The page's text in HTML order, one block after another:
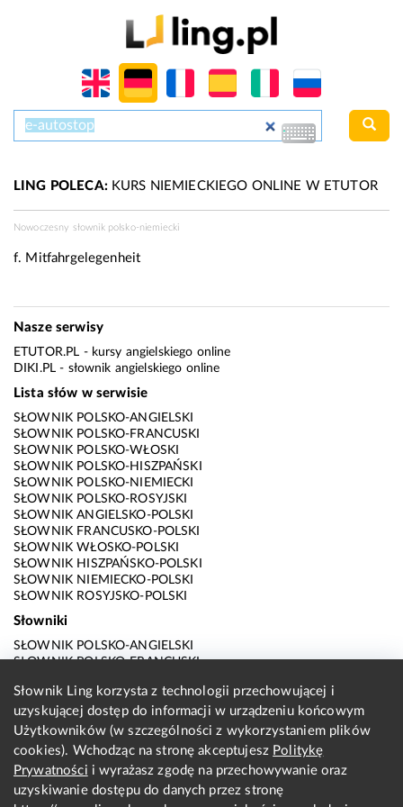
LING POLECA:KURS NIEMIECKIEGO ONLINE W ETUTOR
Nowoczesny słownik polsko-niemiecki
f. Mitfahrgelegenheit
Nasze serwisy
ETUTOR.PL - kursy angielskiego online
DIKI.PL - słownik angielskiego online
Lista słów w serwisie
SŁOWNIK POLSKO-ANGIELSKI
SŁOWNIK POLSKO-FRANCUSKI
SŁOWNIK POLSKO-WŁOSKI
SŁOWNIK POLSKO-HISZPAŃSKI
SŁOWNIK POLSKO-NIEMIECKI
SŁOWNIK POLSKO-ROSYJSKI
SŁOWNIK ANGIELSKO-POLSKI
SŁOWNIK FRANCUSKO-POLSKI
SŁOWNIK WŁOSKO-POLSKI
SŁOWNIK HISZPAŃSKO-POLSKI
SŁOWNIK NIEMIECKO-POLSKI
SŁOWNIK ROSYJSKO-POLSKI
Słowniki
SŁOWNIK POLSKO-ANGIELSKI
SŁOWNIK POLSKO-FRANCUSKI
SŁOWNIK POLSKO-HISZPAŃSKI
SŁOWNIK POLSKO-NIEMIECKI
SŁOWNIK POLSKO-ROSYJSKI
SŁOWNIK ANGIELSKO-POLSKI
SŁOWNIK FRANCUSKO-POLSKI
SŁOWNIK WŁOSKO-POLSKI
SŁOWNIK HISZPAŃSKO-POLSKI
Słownik Ling korzysta z technologii przechowującej i
uzyskującej dostęp do informacji w urządzeniu końcowym
Użytkowników (w szczególności z wykorzystaniem plików
cookies). Wchodząc na stronę akceptujesz Politykę
Prywatności i wyrażasz zgodę na przechowywanie oraz
uzyskiwanie dostępu do danych przez stronę